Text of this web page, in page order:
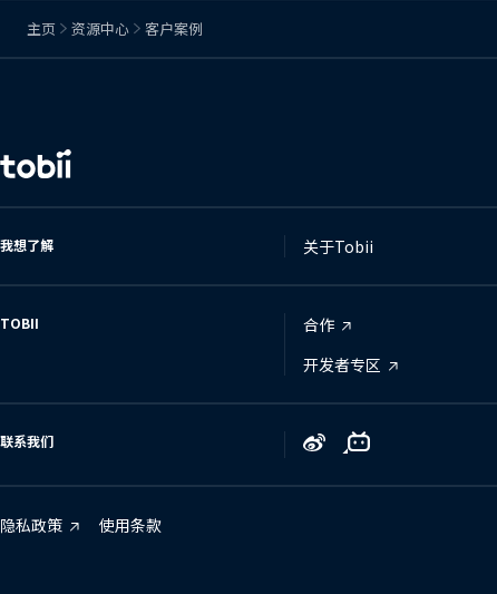
主页 资源中心 客户案例
更
改
语
我想了解 关于Tobii
TOBII 合作
开发者专区
联系我们
Tobii
Weibo
Tobii
Zhihu
Tobii
Bilibili
隐私政策
使用条款